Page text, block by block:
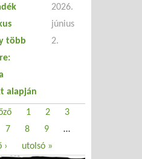
több
alapján
2026.
június
2.
1 2
3
7 8 9
…
›
utolsó »